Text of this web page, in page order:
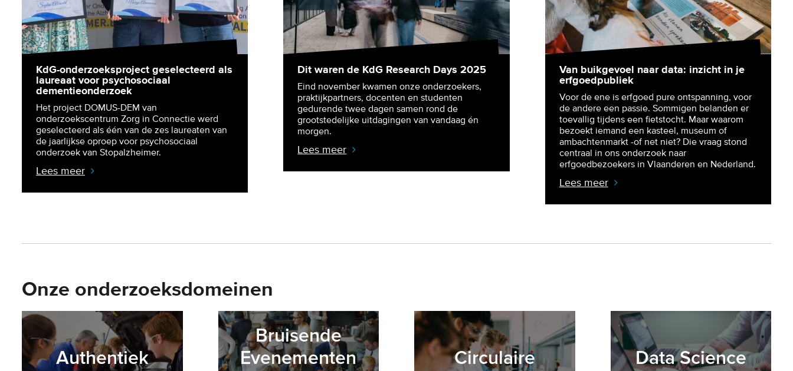
KdG-onderzoeksproject geselecteerd als
laureaat voor psychosociaal
dementieonderzoek
Het project DOMUS-DEM van
onderzoekscentrum Zorg in Connectie werd
geselecteerd als één van de zes laureaten van
de jaarlijkse oproep voor psychosociaal
onderzoek van Stopalzheimer.
Lees meer
Dit waren de KdG Research Days 2025
Eind november kwamen onze onderzoekers,
praktijkpartners, docenten en studenten
gedurende twee dagen samen rond de
grootstedelijke uitdagingen van vandaag én
morgen.
Lees meer
Van buikgevoel naar data: inzicht in je
erfgoedpubliek
Voor de ene is erfgoed pure ontspanning, voor
de andere een passie. Sommigen belanden er
toevallig tijdens een fietstocht. Maar waarom
bezoekt iemand een kasteel, museum of
ambachtenmarkt -of net niet? Die vraag stond
centraal in ons onderzoek naar
erfgoedbezoekers in Vlaanderen en Nederland.
Lees meer
Onze onderzoeksdomeinen
Authentiek
Bruisende
Evenementen
Circulaire
Data Science